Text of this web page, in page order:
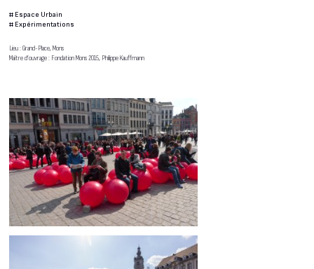
# Espace Urbain
# Expérimentations
Lieu : Grand-Place, Mons
Maître d’ouvrage : Fondation Mons 2015, Philippe Kauffmann